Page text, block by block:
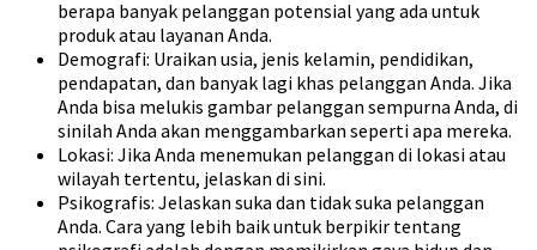
berapa banyak pelanggan potensial yang ada untuk
produk atau layanan Anda.
Demografi: Uraikan usia, jenis kelamin, pendidikan,
pendapatan, dan banyak lagi khas pelanggan Anda. Jika
Anda bisa melukis gambar pelanggan sempurna Anda, di
sinilah Anda akan menggambarkan seperti apa mereka.
Lokasi: Jika Anda menemukan pelanggan di lokasi atau
wilayah tertentu, jelaskan di sini.
Psikografis: Jelaskan suka dan tidak suka pelanggan
Anda. Cara yang lebih baik untuk berpikir tentang